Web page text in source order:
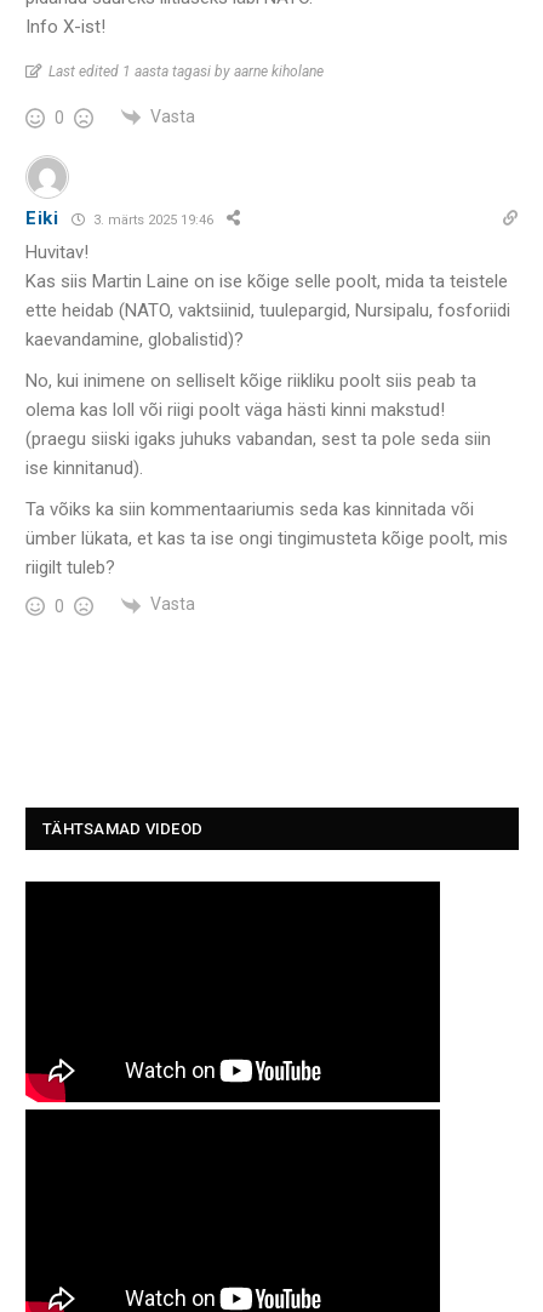
Info X-ist!
Last edited 1 aasta tagasi by aarne kiholane
0 Vasta
Eiki 3. märts 2025 19:46
Huvitav!
Kas siis Martin Laine on ise kõige selle poolt, mida ta teistele
ette heidab (NATO, vaktsiinid, tuulepargid, Nursipalu, fosforiidi
kaevandamine, globalistid)?
No, kui inimene on selliselt kõige riikliku poolt siis peab ta
olema kas loll või riigi poolt väga hästi kinni makstud!
(praegu siiski igaks juhuks vabandan, sest ta pole seda siin
ise kinnitanud).
Ta võiks ka siin kommentaariumis seda kas kinnitada või
ümber lükata, et kas ta ise ongi tingimusteta kõige poolt, mis
riigilt tuleb?
0 Vasta
TÄHTSAMAD VIDEOD